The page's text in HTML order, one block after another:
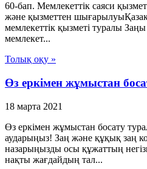
60-бап. Мемлекеттiк саяси
және қызметтен
мемлекеттік қызметі туралы
мемлекет...
Толық оқу »
Өз еркімен жұмыстан
18 марта 2021
Өз еркімен жұмыстан босату
аударыңыз! Заң және құқық заң
назарыңызды осы құжаттың
нақты жағдайдың тал...